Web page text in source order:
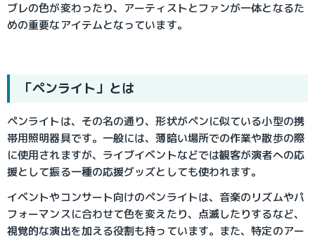
ブレの色が変わったり、アーティストとファンが一体となるた
めの重要なアイテムとなっています。
「ペンライト」とは
ペンライトは、その名の通り、形状がペンに似ている小型の携
帯用照明器具です。一般には、薄暗い場所での作業や散歩の際
に使用されますが、ライブイベントなどでは観客が演者への応
援として振る一種の応援グッズとしても使われます。
イベントやコンサート向けのペンライトは、音楽のリズムやパ
フォーマンスに合わせて色を変えたり、点滅したりするなど、
視覚的な演出を加える役割も持っています。また、特定のアー